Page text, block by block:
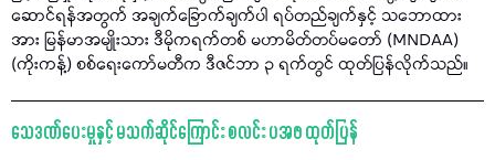
ဆောင်ရန်အတွက် အချက်ခြောက်ချက်ပါ ရပ်တည်ချက်နှင့် သဘောထား
အား မြန်မာအမျိုးသား ဒီမိုကရက်တစ် မဟာမိတ်တပ်မတော် (MNDAA)
(ကိုးကန့်) စစ်ရေးကော်မတီက ဒီဇင်ဘာ ၃ ရက်တွင် ထုတ်ပြန်လိုက်သည်။
သေဒဏ်ပေးမှုနှင့် မသက်ဆိုင်ကြောင်း စလင်း ပအဖ ထုတ်ပြန်